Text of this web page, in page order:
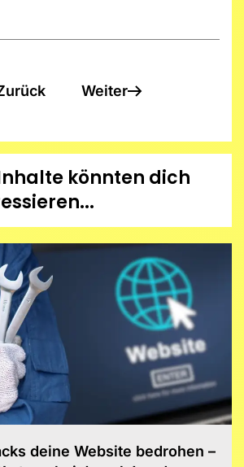
Weiter
könnten dich
deine Website bedrohen –